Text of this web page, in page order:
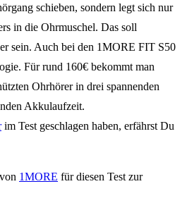
schieben, sondern legt sich nur
in die Ohrmuschel. Das soll
sein. Auch bei den 1MORE FIT S50
Für rund 160€ bekommt man
Ohrhörer in drei spannenden
Akkulaufzeit.
im Test geschlagen haben, erfährst Du
1MORE für diesen Test zur